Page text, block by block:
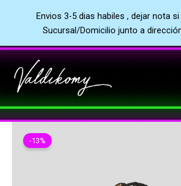
Envios 3-5 dias habiles , dejar nota
Sucursal/Domicilio junto a
al
contenido
-13%